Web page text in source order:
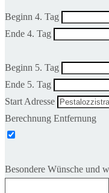
Beginn 4. Tag
Ende 4. Tag
Beginn 5. Tag
Ende 5. Tag
Start Adresse
Berechnung Entfernung
Besondere Wünsche und